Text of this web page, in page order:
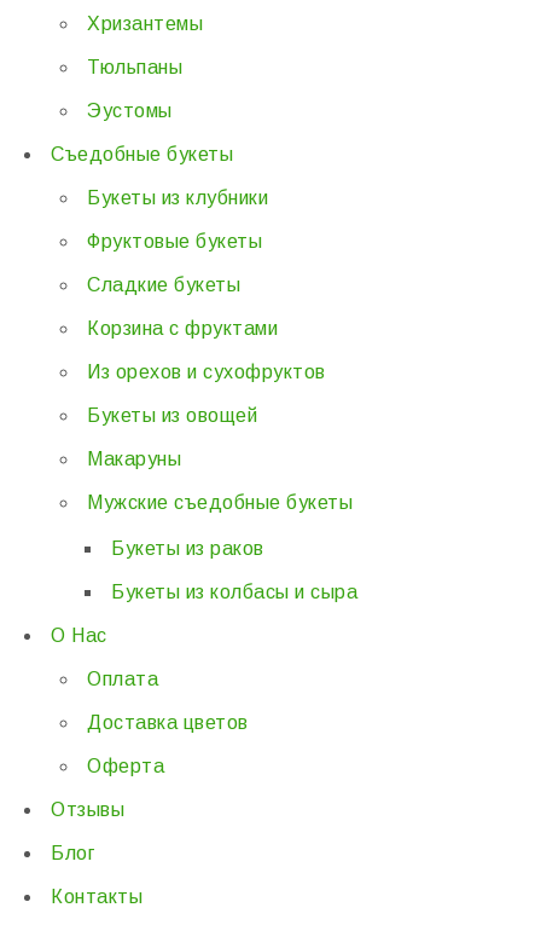
Хризантемы
Тюльпаны
Эустомы
Съедобные букеты
Букеты из клубники
Фруктовые букеты
Сладкие букеты
Корзина с фруктами
Из орехов и сухофруктов
Букеты из овощей
Макаруны
Мужские съедобные букеты
Букеты из раков
Букеты из колбасы и сыра
О Нас
Оплата
Доставка цветов
Оферта
Отзывы
Блог
Контакты